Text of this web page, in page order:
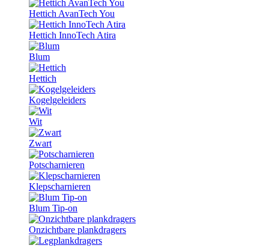
Hettich AvanTech You
Hettich InnoTech Atira
Blum
Hettich
Kogelgeleiders
Wit
Zwart
Potscharnieren
Klepscharnieren
Blum Tip-on
Onzichtbare plankdragers